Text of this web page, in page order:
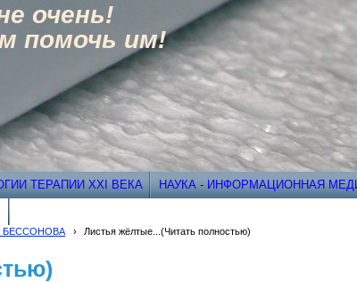
очень!
помочь им!
ТЕРАПИИ XXI ВЕКА НАУКА - ИНФОРМАЦИОННАЯ
БЕССОНОВА › Листья жёлтые...(Читать полностью)